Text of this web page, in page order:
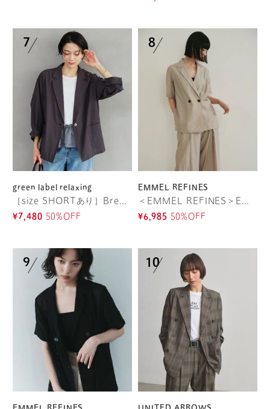
green label relaxing
［size SHORTあり］Breeze Cool ライト ジャケット 吸水速乾 通気性 UVカット
¥7,480 50%OFF
EMMEL REFINES
＜EMMEL REFINES＞EM マーブルローン ショートスリーブ ジャケット
¥6,985 50%OFF